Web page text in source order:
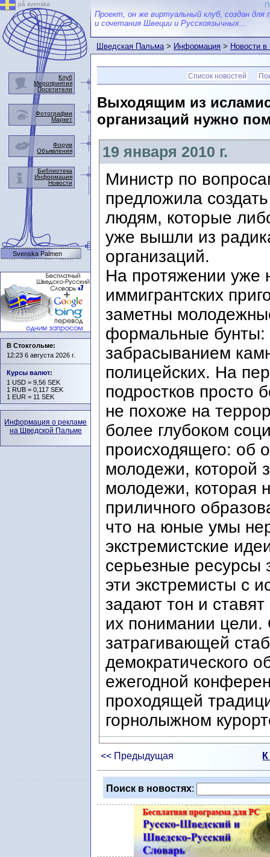
Проект, он же виртуальный клуб, создан для
и сочетания Швеции и Русскоязычных...
Шведская Пальма>Информация>Новости
Список новостей
Выходящим из
организаций нужно
19 января 2010 г.
Министр по
предложила
людям, которые
уже вышли из
организаций.
На протяжении уже
иммигрантских
заметны
формальные бунты:
забрасыванием
полицейских. На
подростков просто
не похоже на
более глубоком
происходящего: об
молодежи, которой
молодежи, которая
приличного
что на юные умы
экстремистские
серьезные
эти экстремисты с
задают тон и
их понимании цели.
затрагивающей
демократического
ежегодной
проходящей
горнолыжном
<< Предыдущая
Поиск в новостях:
på svenska
Клуб
Мероприятия
Посетители
Фотографии
Маркет
Форум
Объявления
Библиотека
Информация
Новости
Svenska Palmen
В Стокгольме:
12:23 6 августа 2026 г.
Курсы валют:
1 USD = 9,56 SEK
1 RUB = 0,117 SEK
1 EUR = 11 SEK
Информация о рекламе
на Шведской Пальме